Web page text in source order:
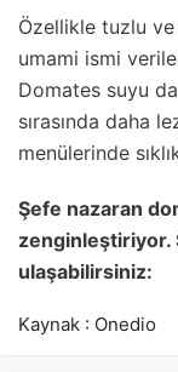
Özellikle tuzlu ve
umami ismi
Domates suyu
sırasında daha
menülerinde
Şefe nazaran
zenginleştiriyor.
ulaşabilirsiniz:
Kaynak : Onedio